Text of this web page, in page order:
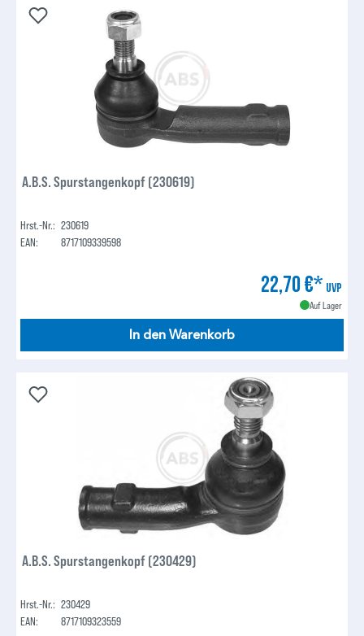
A.B.S. Spurstangenkopf (230619)
Hrst.-Nr.: 230619
EAN:
8717109339598
22,70 €* UVP
Auf Lager
In den Warenkorb
A.B.S. Spurstangenkopf (230429)
Hrst.-Nr.: 230429
EAN:
8717109323559